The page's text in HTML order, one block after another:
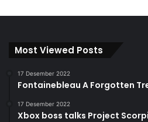
Most Viewed Posts
17 Desember 2022
Fontainebleau A Forgotten
17 Desember 2022
Xbox boss talks Project